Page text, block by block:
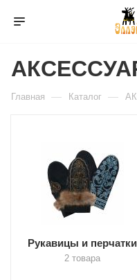
Главная — Каталог —
Рукавицы и перчатки
2 товара